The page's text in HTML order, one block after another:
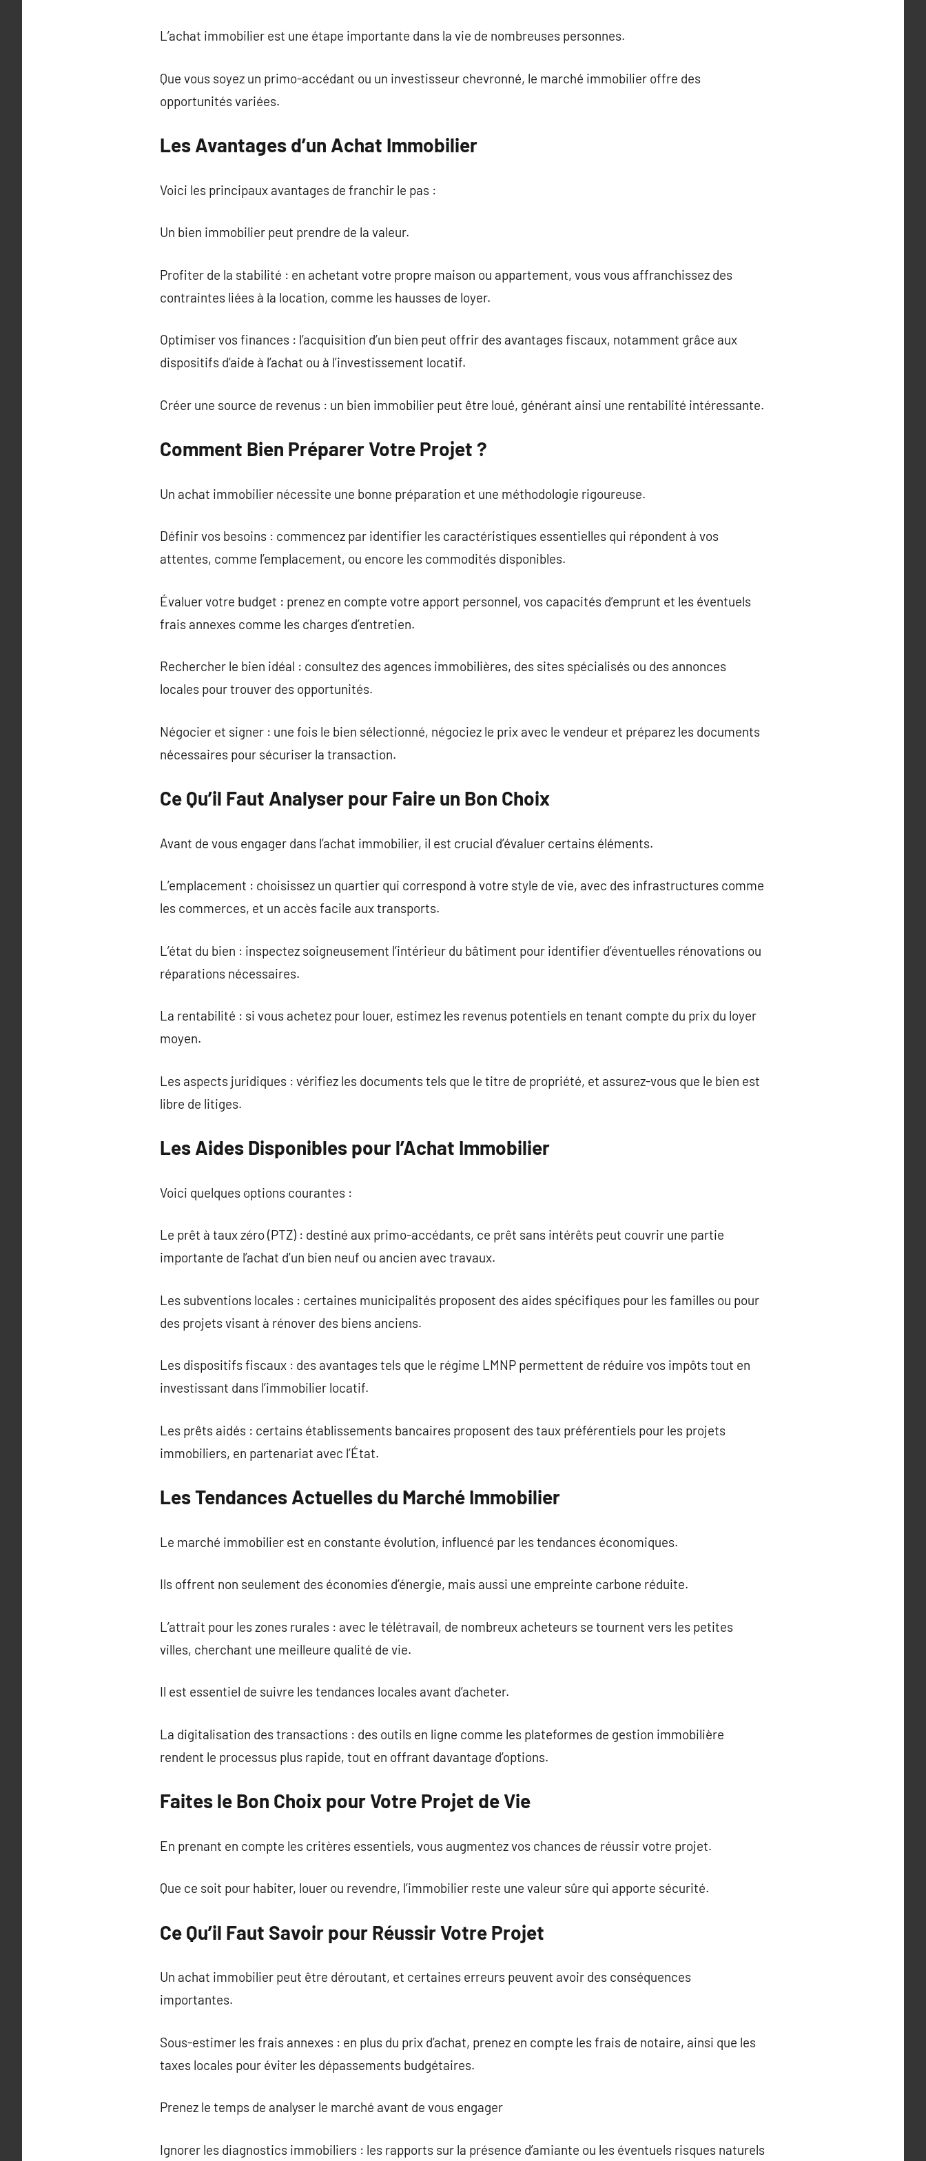
L’achat immobilier est une étape importante dans la vie de nombreuses personnes.
Que vous soyez un primo-accédant ou un investisseur chevronné, le marché immobilier offre des
opportunités variées.
Les Avantages d’un Achat Immobilier
Voici les principaux avantages de franchir le pas :
Un bien immobilier peut prendre de la valeur.
Profiter de la stabilité : en achetant votre propre maison ou appartement, vous vous affranchissez des
contraintes liées à la location, comme les hausses de loyer.
Optimiser vos finances : l’acquisition d’un bien peut offrir des avantages fiscaux, notamment grâce aux
dispositifs d’aide à l’achat ou à l’investissement locatif.
Créer une source de revenus : un bien immobilier peut être loué, générant ainsi une rentabilité intéressante.
Comment Bien Préparer Votre Projet ?
Un achat immobilier nécessite une bonne préparation et une méthodologie rigoureuse.
Définir vos besoins : commencez par identifier les caractéristiques essentielles qui répondent à vos
attentes, comme l’emplacement, ou encore les commodités disponibles.
Évaluer votre budget : prenez en compte votre apport personnel, vos capacités d’emprunt et les éventuels
frais annexes comme les charges d’entretien.
Rechercher le bien idéal : consultez des agences immobilières, des sites spécialisés ou des annonces
locales pour trouver des opportunités.
Négocier et signer : une fois le bien sélectionné, négociez le prix avec le vendeur et préparez les documents
nécessaires pour sécuriser la transaction.
Ce Qu’il Faut Analyser pour Faire un Bon Choix
Avant de vous engager dans l’achat immobilier, il est crucial d’évaluer certains éléments.
L’emplacement : choisissez un quartier qui correspond à votre style de vie, avec des infrastructures comme
les commerces, et un accès facile aux transports.
L’état du bien : inspectez soigneusement l’intérieur du bâtiment pour identifier d’éventuelles rénovations ou
réparations nécessaires.
La rentabilité : si vous achetez pour louer, estimez les revenus potentiels en tenant compte du prix du loyer
moyen.
Les aspects juridiques : vérifiez les documents tels que le titre de propriété, et assurez-vous que le bien est
libre de litiges.
Les Aides Disponibles pour l’Achat Immobilier
Voici quelques options courantes :
Le prêt à taux zéro (PTZ) : destiné aux primo-accédants, ce prêt sans intérêts peut couvrir une partie
importante de l’achat d’un bien neuf ou ancien avec travaux.
Les subventions locales : certaines municipalités proposent des aides spécifiques pour les familles ou pour
des projets visant à rénover des biens anciens.
Les dispositifs fiscaux : des avantages tels que le régime LMNP permettent de réduire vos impôts tout en
investissant dans l’immobilier locatif.
Les prêts aidés : certains établissements bancaires proposent des taux préférentiels pour les projets
immobiliers, en partenariat avec l’État.
Les Tendances Actuelles du Marché Immobilier
Le marché immobilier est en constante évolution, influencé par les tendances économiques.
Ils offrent non seulement des économies d’énergie, mais aussi une empreinte carbone réduite.
L’attrait pour les zones rurales : avec le télétravail, de nombreux acheteurs se tournent vers les petites
villes, cherchant une meilleure qualité de vie.
Il est essentiel de suivre les tendances locales avant d’acheter.
La digitalisation des transactions : des outils en ligne comme les plateformes de gestion immobilière
rendent le processus plus rapide, tout en offrant davantage d’options.
Faites le Bon Choix pour Votre Projet de Vie
En prenant en compte les critères essentiels, vous augmentez vos chances de réussir votre projet.
Que ce soit pour habiter, louer ou revendre, l’immobilier reste une valeur sûre qui apporte sécurité.
Ce Qu’il Faut Savoir pour Réussir Votre Projet
Un achat immobilier peut être déroutant, et certaines erreurs peuvent avoir des conséquences
importantes.
Sous-estimer les frais annexes : en plus du prix d’achat, prenez en compte les frais de notaire, ainsi que les
taxes locales pour éviter les dépassements budgétaires.
Prenez le temps de analyser le marché avant de vous engager
Ignorer les diagnostics immobiliers : les rapports sur la présence d’amiante ou les éventuels risques naturels